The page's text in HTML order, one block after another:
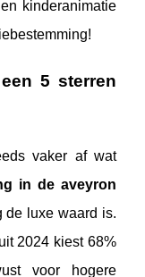
kinderanimatie
5 sterren
vaker af wat
in de aveyron
de luxe waard is.
2024 kiest 68%
voor hogere